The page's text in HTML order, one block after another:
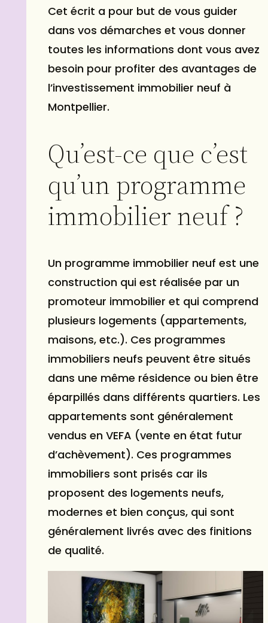
Cet écrit a pour but de vous guider
dans vos démarches et vous donner
toutes les informations dont vous avez
besoin pour profiter des avantages de
l’investissement immobilier neuf à
Montpellier.
Qu’est-ce que c’est
qu’un programme
immobilier neuf ?
Un programme immobilier neuf est une
construction qui est réalisée par un
promoteur immobilier et qui comprend
plusieurs logements (appartements,
maisons, etc.). Ces programmes
immobiliers neufs peuvent être situés
dans une même résidence ou bien être
éparpillés dans différents quartiers. Les
appartements sont généralement
vendus en VEFA (vente en état futur
d’achèvement). Ces programmes
immobiliers sont prisés car ils
proposent des logements neufs,
modernes et bien conçus, qui sont
généralement livrés avec des finitions
de qualité.